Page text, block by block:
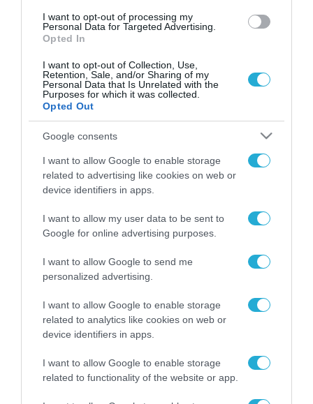
I want to opt-out of processing my
Personal Data for Targeted Advertising.
Opted In
I want to opt-out of Collection, Use,
Retention, Sale, and/or Sharing of my
Personal Data that Is Unrelated with the
Purposes for which it was collected.
Opted Out
Google consents
I want to allow Google to enable storage
related to advertising like cookies on web or
device identifiers in apps.
I want to allow my user data to be sent to
Google for online advertising purposes.
I want to allow Google to send me
personalized advertising.
I want to allow Google to enable storage
related to analytics like cookies on web or
device identifiers in apps.
I want to allow Google to enable storage
related to functionality of the website or app.
ΡΟΗ ΕΙΔΗΣΕΩΝ
Το χρηματοδοτούμενο
από την ΕΕ έργο “The
ενισχύει την ασφάλεια
των παιδιών στο
31.07.2026
ΑΑΔΕ: Διευκρινίσεις
για τα πρόστιμα σε
αφορούν τους ΦΗΜ
31.07.2026
Σ. Καλαφάτης: «Η
δεν είναι απλώς μια
νέα τεχνολογία, είναι